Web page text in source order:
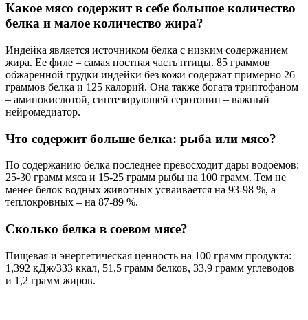
Какое мясо содержит в себе большое количество
белка и малое количество жира?
Индейка является источником белка с низким содержанием
жира. Ее филе – самая постная часть птицы. 85 граммов
обжаренной грудки индейки без кожи содержат примерно 26
граммов белка и 125 калорий. Она также богата триптофаном
– аминокислотой, синтезирующей серотонин – важный
нейромедиатор.
Что содержит больше белка: рыба или мясо?
По содержанию белка последнее превосходит дары водоемов:
25-30 грамм мяса и 15-25 грамм рыбы на 100 грамм. Тем не
менее белок водных животных усваивается на 93-98 %, а
теплокровных – на 87-89 %.
Сколько белка в соевом мясе?
Пищевая и энергетическая ценность на 100 грамм продукта:
1,392 кДж/333 ккал, 51,5 грамм белков, 33,9 грамм углеводов
и 1,2 грамм жиров.